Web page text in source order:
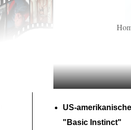
US-
"Basic Instinct"